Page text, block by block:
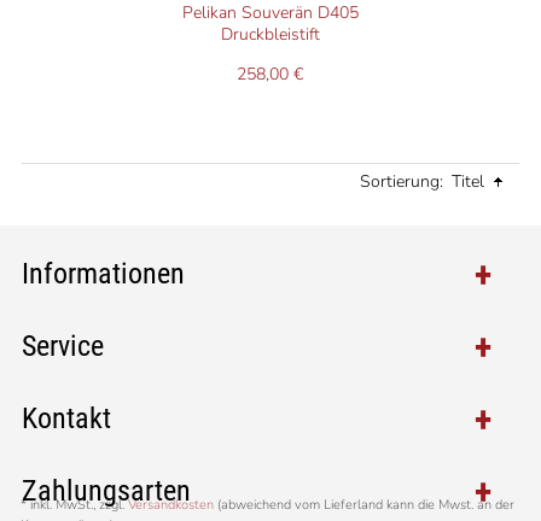
Pelikan Souverän D405
Druckbleistift
258,00 €
Sortierung: Titel
Informationen
Service
Kontakt
Zahlungsarten
*inkl. MwSt., zzgl.Versandkosten (abweichend vom Lieferland kann die Mwst. an der